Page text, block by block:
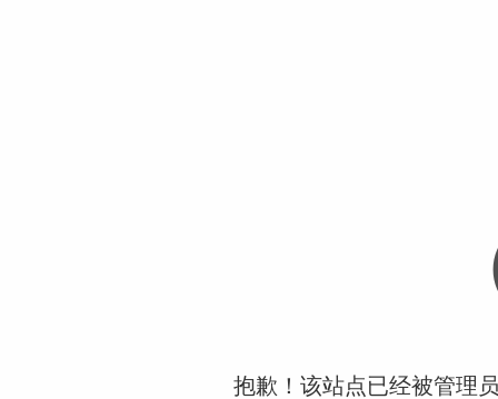
抱歉！该站点已经被管理